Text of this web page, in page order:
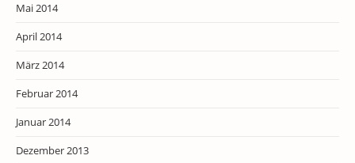
Mai 2014
April 2014
März 2014
Februar 2014
Januar 2014
Dezember 2013